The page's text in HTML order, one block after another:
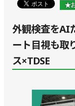
★
外観検査をAI
ート目視も取
ス×TDSE